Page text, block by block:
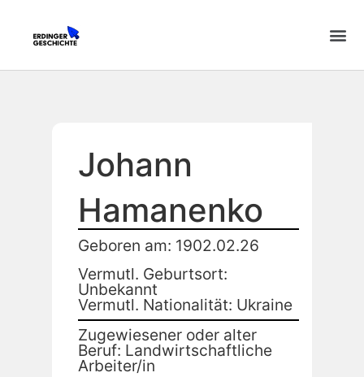
Johann
Hamanenko
Geboren am: 1902.02.26
Vermutl. Geburtsort:
Unbekannt
Vermutl. Nationalität: Ukraine
Zugewiesener oder alter
Beruf: Landwirtschaftliche
Arbeiter/in